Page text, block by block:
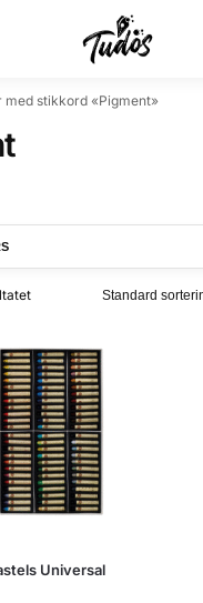
med stikkord «Pigment»
Universal